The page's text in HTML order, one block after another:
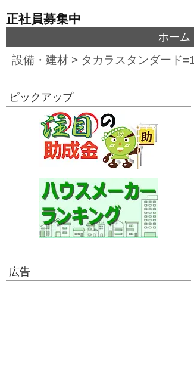
正社員募集中
ホーム
設備・建材 > タカラスタンダード
ピックアップ
広告